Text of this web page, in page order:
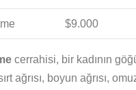
$9.000
cerrahisi, bir kadının
ağrısı, boyun ağrısı,